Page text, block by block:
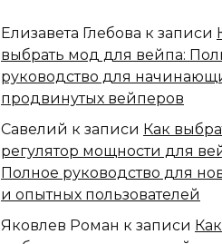
Елизавета Глебова к записи
выбрать мод для вейпа:
руководство для
продвинутых вейперов
Савелий к записи Как
регулятор мощности для
Полное руководство для
и опытных пользователей
Яковлев Роман к записи Как